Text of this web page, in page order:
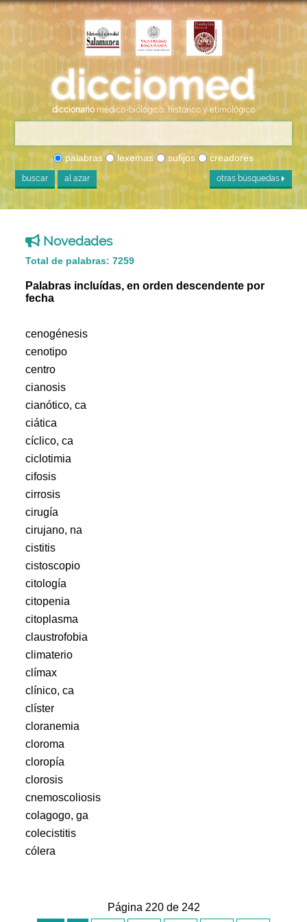
diccionario médico-biológico, histórico y etimológico
palabras lexemas sufijos creadores
buscar al azar otras búsquedas
Novedades
Total de palabras: 7259
Palabras incluídas, en orden descendente por
fecha
cenogénesis
cenotipo
centro
cianosis
cianótico, ca
ciática
cíclico, ca
ciclotimia
cifosis
cirrosis
cirugía
cirujano, na
cistitis
cistoscopio
citología
citopenia
citoplasma
claustrofobia
climaterio
clímax
clínico, ca
clíster
cloranemia
cloroma
cloropía
clorosis
cnemoscoliosis
colagogo, ga
colecistitis
cólera
Página 220 de 242